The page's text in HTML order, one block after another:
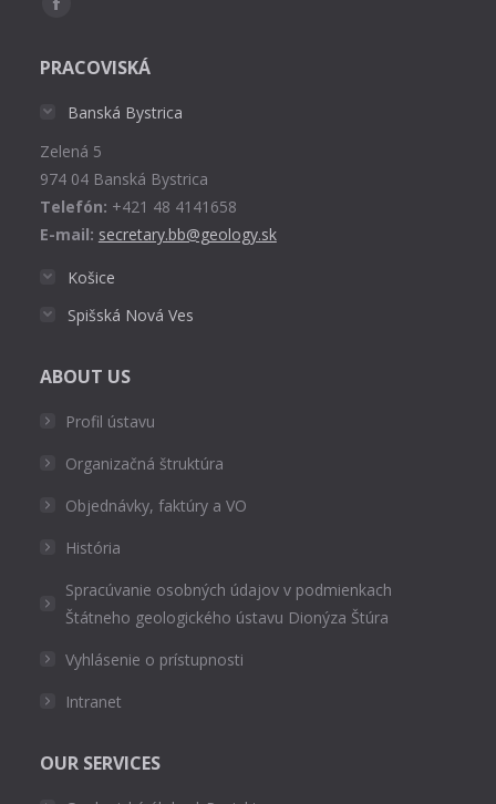
Facebook
opens
window
PRACOVISKÁ
Banská Bystrica
Zelená 5
974 04 Banská Bystrica
Telefón: +421 48 4141658
E-mail: secretary.bb@geology.sk
Košice
Spišská Nová Ves
ABOUT US
Profil ústavu
Organizačná štruktúra
Objednávky, faktúry a VO
História
Spracúvanie osobných údajov v podmienkach
Štátneho geologického ústavu Dionýza Štúra
Vyhlásenie o prístupnosti
Intranet
OUR SERVICES